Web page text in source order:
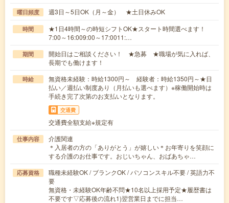
曜日頻度 週3日～5日OK（月～金） ★土日休みOK
時間
★1日4時間～の時短シフトOK★スタート時間選べます！
7:00～16:009:00～17:0011:…
期間
開始日はご相談ください！ ★急募 ★職場が気に入れば、
長期でも働けます！
時給
無資格未経験：時給1300円～ 経験者：時給1350円～★日
払い／週払い制度あり（月払いも選べます）※稼働開始時は
手続き完了次第のお支払いとなります。
交通費
交通費全額支給※規定有
仕事内容
介護関連
＊入居者の方の「ありがとう」が嬉しい＊お年寄りを笑顔に
する介護のお仕事です。おじいちゃん、おばあちゃ…
応募資格
職種未経験OK / ブランクOK / パソコンスキル不要 / 英語力不
要
無資格・未経験OK年齢不問★10名以上採用予定★履歴書は
不要です▽応募後の流れ1)翌営業日までに担当…